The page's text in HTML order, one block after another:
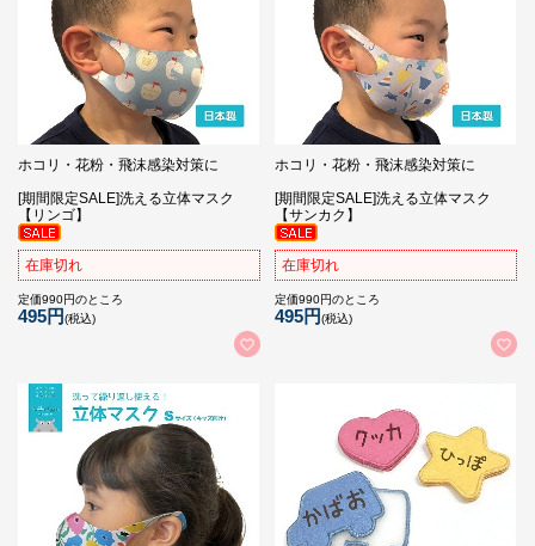
ホコリ・花粉・飛沫感染対策に
[期間限定SALE]洗える立体マスク
【リンゴ】
在庫切れ
定価990円のところ
495円(税込)
ホコリ・花粉・飛沫感染対策に
[期間限定SALE]洗える立体マスク
【サンカク】
在庫切れ
定価990円のところ
495円(税込)